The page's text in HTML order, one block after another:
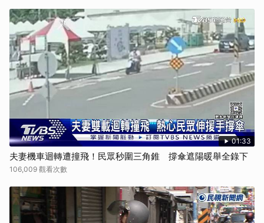
01:33
夫妻機車迴轉遭撞飛！民眾秒圍三角錐 撐傘遮陽暖舉全錄下
106,009 觀看次數